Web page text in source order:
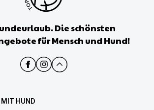
Die schönsten
für Mensch und Hund!
MIT HUND